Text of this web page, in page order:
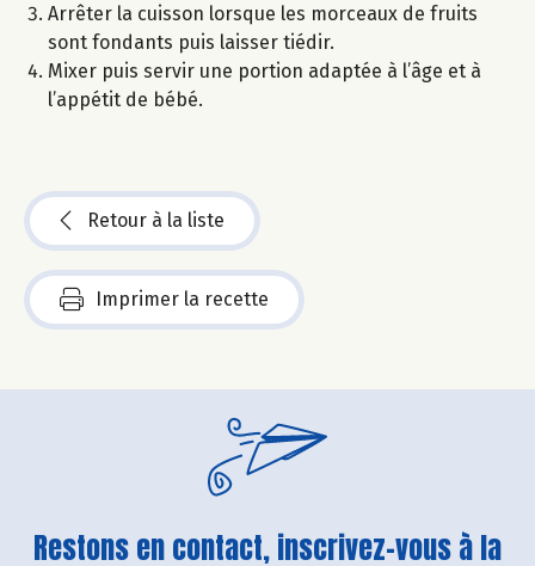
Arrêter la cuisson lorsque les morceaux de fruits
sont fondants puis laisser tiédir.
Mixer puis servir une portion adaptée à l’âge et à
l’appétit de bébé.
Retour à la liste
Imprimer la recette
Restons en contact, inscrivez-vous à la